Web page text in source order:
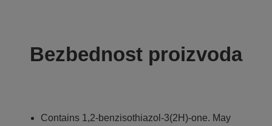
Bezbednost proizvoda
Contains 1,2-benzisothiazol-3(2H)-one. May